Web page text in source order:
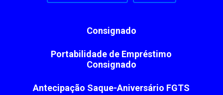
Consignado
Portabilidade de Empréstimo
Consignado
Antecipação Saque-Aniversário FGTS